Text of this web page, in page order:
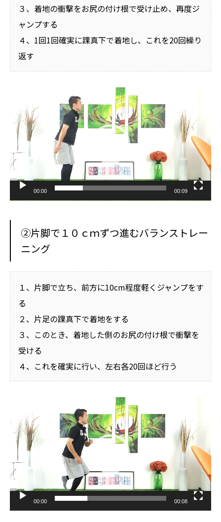
３、着地の衝撃をお尻の付け根で受け止め、再度ジ
ャンプする
４、1回1回確実に踝真下で着地し、これを20回繰り
返す
レ
ー
ヤ
ー
00:00 00:09
②片脚で１０ｃｍずつ進むバランストレー
ニング
１、片脚で立ち、前方に10cm程度軽くジャンプをす
る
２、片足の踝真下で着地をする
３、このとき、着地した側のお尻の付け根で衝撃を
受ける
４、これを確実に行い、左右各20回ほど行う
レ
ー
ヤ
ー
00:00 00:08